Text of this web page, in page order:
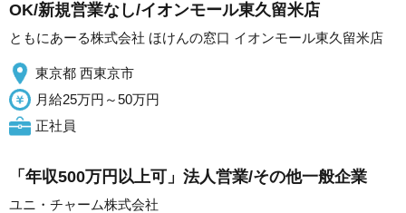
OK/新規営業なし/イオンモール東久留米店
ともにあーる株式会社 ほけんの窓口 イオンモール東久留米店
東京都 西東京市
月給25万円～50万円
正社員
「年収500万円以上可」法人営業/その他一般企業
ユニ・チャーム株式会社